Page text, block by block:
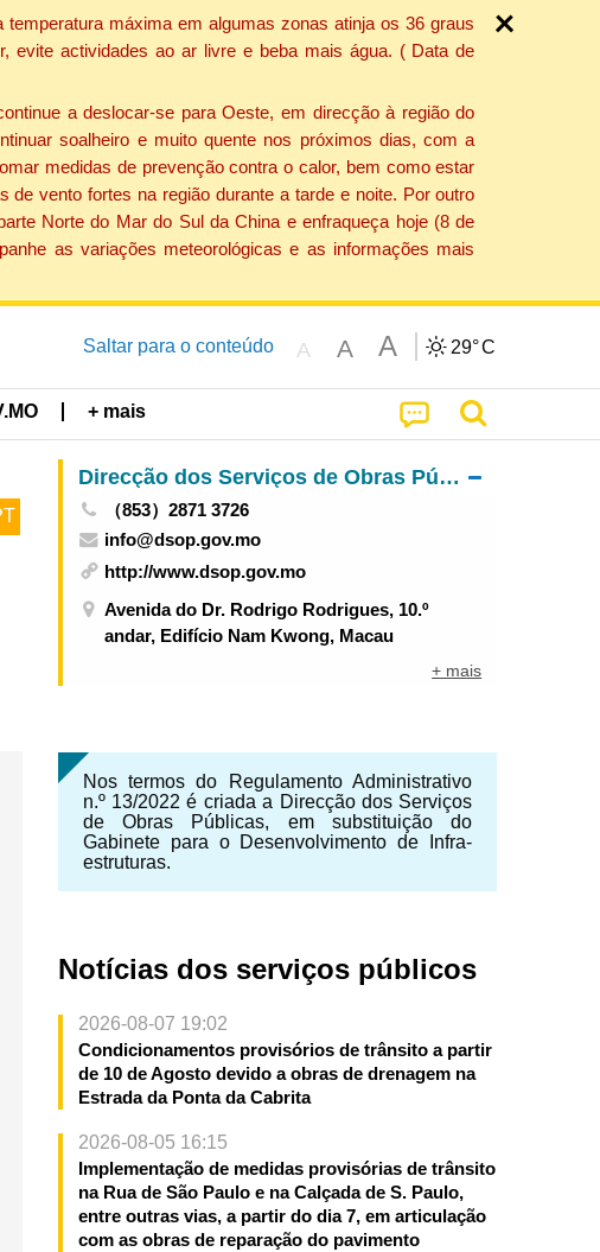
máxima em algumas zonas atinja os 36 graus
evite actividades ao ar livre e beba mais água. ( Data de
a deslocar-se para Oeste, em direcção à região do
soalheiro e muito quente nos próximos dias, com a
medidas de prevenção contra o calor, bem como estar
vento fortes na região durante a tarde e noite. Por outro
Norte do Mar do Sul da China e enfraqueça hoje (8 de
as variações meteorológicas e as informações mais
Saltar para o conteúdo A A A 29°C
+ mais
Direcção dos Serviços de Obras Públicas
（853）2871 3726
info@dsop.gov.mo
http://www.dsop.gov.mo
Avenida do Dr. Rodrigo Rodrigues, 10.º
andar, Edifício Nam Kwong, Macau
+ mais
Nos termos do Regulamento Administrativo
n.º 13/2022 é criada a Direcção dos Serviços
de Obras Públicas, em substituição do
Gabinete para o Desenvolvimento de Infra-
estruturas.
Notícias dos serviços públicos
2026-08-07 19:02
Condicionamentos provisórios de trânsito a partir
de 10 de Agosto devido a obras de drenagem na
Estrada da Ponta da Cabrita
2026-08-05 16:15
Implementação de medidas provisórias de trânsito
na Rua de São Paulo e na Calçada de S. Paulo,
entre outras vias, a partir do dia 7, em articulação
com as obras de reparação do pavimento